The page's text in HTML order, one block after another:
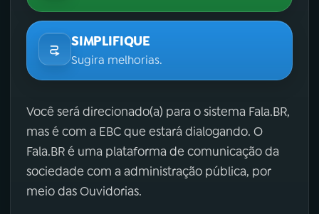
SIMPLIFIQUE
Sugira melhorias.
Você será direcionado(a) para o sistema Fala.BR,
mas é com a EBC que estará dialogando. O
Fala.BR é uma plataforma de comunicação da
sociedade com a administração pública, por
meio das Ouvidorias.